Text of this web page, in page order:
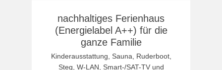
nachhaltiges Ferienhaus
(Energielabel A++) für die
ganze Familie
Kinderausstattung, Sauna, Ruderboot,
Steg, W-LAN, Smart-/SAT-TV und